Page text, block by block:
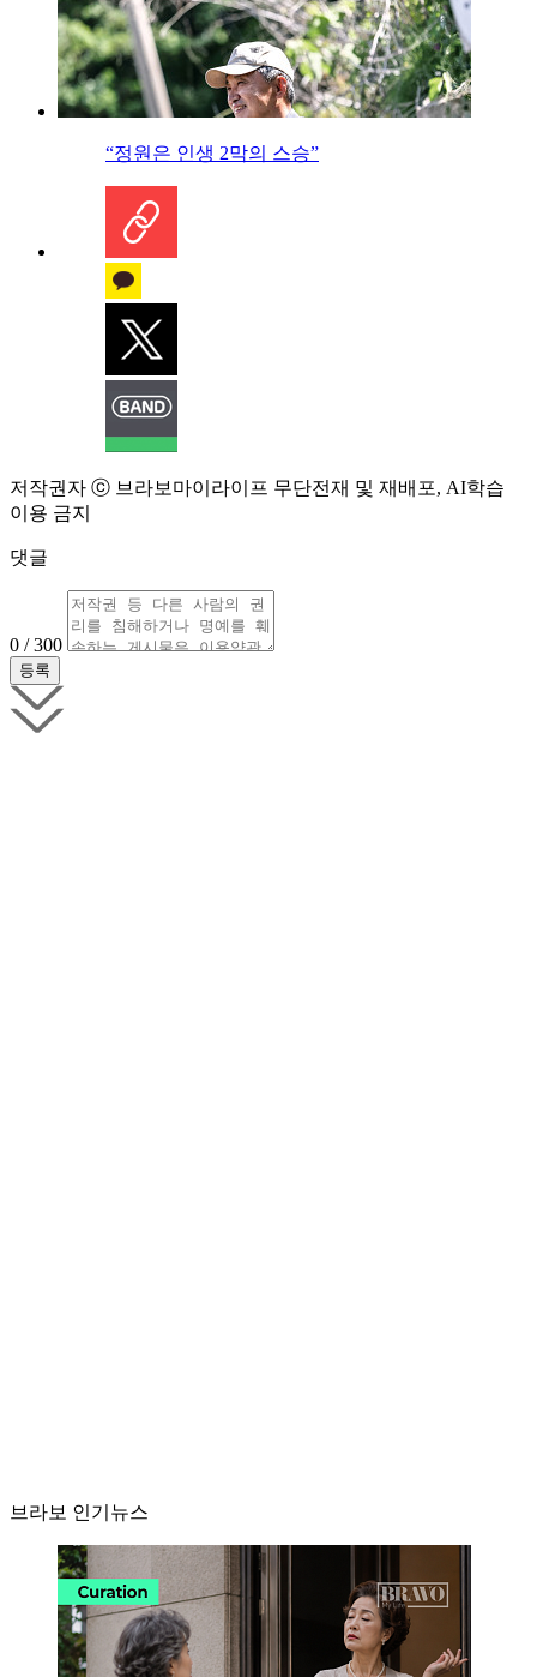
“정원은 인생 2막의 스승”
저작권자 ⓒ 브라보마이라이프 무단전재 및 재배포, AI학습
이용 금지
댓글
0 / 300
브라보 인기뉴스